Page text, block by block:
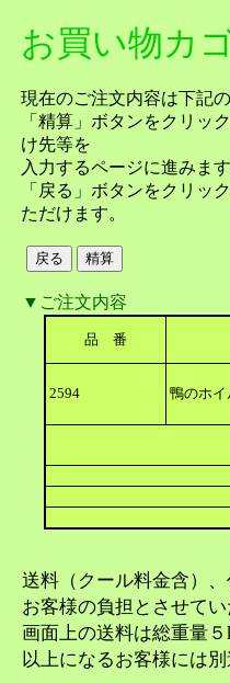
お買い物カ
現在のご注文内容は下記
「精算」ボタンをクリッ
け先等を
入力するページに進みます
「戻る」ボタンをクリッ
ただけます。
▼ご注文内容
品 番
2594 鴨のホイ
送料（クール料金含）
お客様の負担とさせてい
画面上の送料は総重量
以上になるお客様には